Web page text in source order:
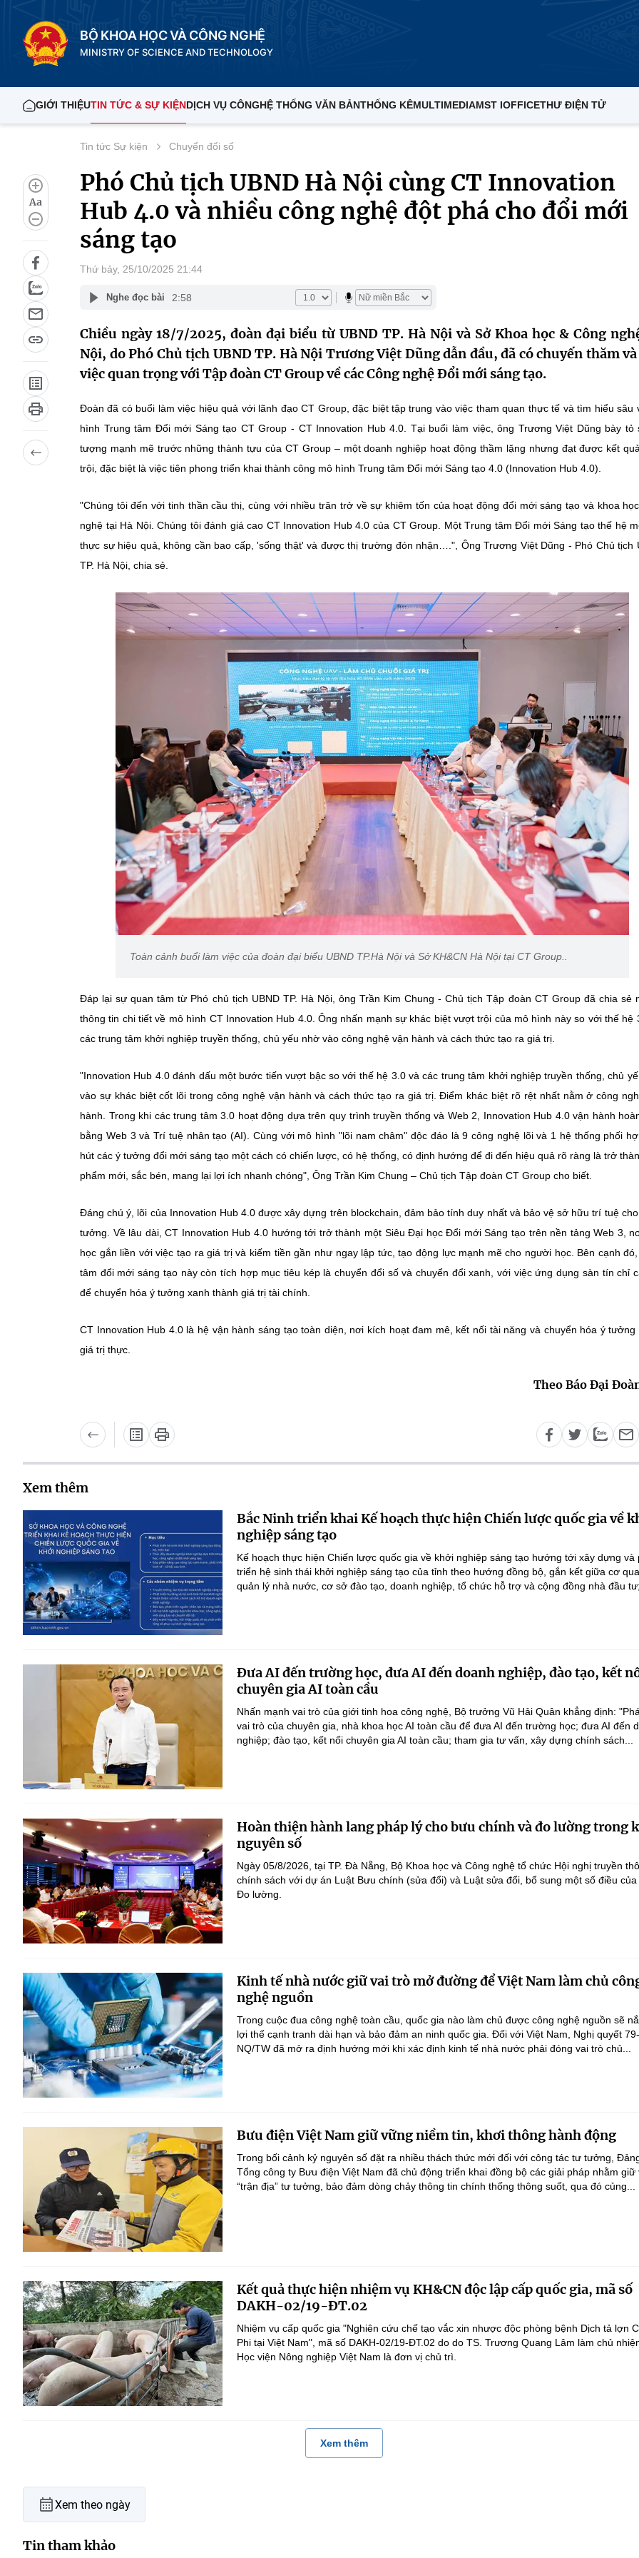
BỘ KHOA HỌC VÀ CÔNG NGHỆ
MINISTRY OF SCIENCE AND TECHNOLOGY
GIỚI THIỆUTIN TỨC & SỰ KIỆNDỊCH VỤ CÔNGHỆ THỐNG VĂN BẢNTHỐNG KÊMULTIMEDIAMST IOFFICETHƯ ĐIỆN TỬ
Aa
Tin tức Sự kiện Chuyển đổi số
Phó Chủ tịch UBND Hà Nội cùng CT Innovation
Hub 4.0 và nhiều công nghệ đột phá cho đổi mới
sáng tạo
Thứ bảy, 25/10/2025 21:44
Nghe đọc bài 2:58
Chiều ngày 18/7/2025, đoàn đại biểu từ UBND TP. Hà Nội và Sở Khoa học & Công
Nội, do Phó Chủ tịch UBND TP. Hà Nội Trương Việt Dũng dẫn đầu, đã có chuyến thăm
việc quan trọng với Tập đoàn CT Group về các Công nghệ Đổi mới sáng tạo.
hình Trung tâm Đổi mới Sáng tạo CT Group - CT Innovation Hub 4.0. ‏Tại buổi làm việc, ông Trương Việt Dũng bày tỏ sự ấn
tượng mạnh mẽ trước những thành tựu của CT Group – một doanh nghiệp hoạt động thầm lặng nhưng đạt được kết
nghệ tại Hà Nội. Chúng tôi đánh giá cao CT Innovation Hub 4.0 của CT Group. Một ‏‏T‏‏rung tâm ‏‏Đ‏‏ổi mới ‏‏S‏‏áng tạo thế hệ mới 4.0
thực sự hiệu quả, không cần bao cấp, 'sống thật' và được thị trường đón nhận….", ‏‏Ông Trương Việt Dũng - Phó Chủ tịch UBND
TP. Hà Nội, chia sẻ.
Toàn cảnh buổi làm việc của đoàn đại biểu UBND TP.Hà Nội và Sở KH&CN Hà Nội tại CT Group..
thông tin chi tiết về mô hình CT Innovation Hub 4.0. Ông nhấn mạnh sự khác biệt vượt trội của mô hình này so với thế hệ
vào sự khác biệt cốt lõi trong công nghệ vận hành và cách thức tạo ra giá trị. Điểm khác biệt rõ rệt nhất nằm ở công
hành. Trong khi các trung tâm 3.0 hoạt động dựa trên quy trình truyền thống và Web 2, Innovation Hub 4.0 vận hành
bằng Web 3 và Trí tuệ nhân tạo (AI). Cùng với mô hình "lõi nam châm" độc đáo là 9 công nghệ lõi và 1 hệ thống phối hợp,
hút các ý tưởng đổi mới sáng tạo một cách có chiến lược, có hệ thống, có định hướng để đi đến hiệu quả rõ ràng là trở
tưởng. Về lâu dài, CT Innovation Hub 4.0 hướng tới trở thành một Siêu Đại học Đổi mới Sáng tạo trên nền tảng Web 3,
học gắn liền với việc tạo ra giá trị và kiếm tiền gần như ngay lập tức, tạo động lực mạnh mẽ cho người học. Bên cạnh
tâm đổi mới sáng tạo này còn tích hợp mục tiêu kép là chuyển đổi số và chuyển đổi xanh, với việc ứng dụng sàn tín chỉ
giá trị thực.
Theo Báo Đại
Xem thêm
Bắc Ninh triển khai Kế hoạch thực hiện Chiến lược quốc gia về
nghiệp sáng tạo
Kế hoạch thực hiện Chiến lược quốc gia về khởi nghiệp sáng tạo hướng tới xây dựng và
triển hệ sinh thái khởi nghiệp sáng tạo của tỉnh theo hướng đồng bộ, gắn kết giữa cơ
quản lý nhà nước, cơ sở đào tạo, doanh nghiệp, tổ chức hỗ trợ và cộng đồng nhà đầu
Đưa AI đến trường học, đưa AI đến doanh nghiệp, đào tạo, kết
chuyên gia AI toàn cầu
Nhấn mạnh vai trò của giới tinh hoa công nghệ, Bộ trưởng Vũ Hải Quân khẳng định:
vai trò của chuyên gia, nhà khoa học AI toàn cầu để đưa AI đến trường học; đưa AI đến
nghiệp; đào tạo, kết nối chuyên gia AI toàn cầu; tham gia tư vấn, xây dựng chính sách...
Hoàn thiện hành lang pháp lý cho bưu chính và đo lường trong
nguyên số
Ngày 05/8/2026, tại TP. Đà Nẵng, Bộ Khoa học và Công nghệ tổ chức Hội nghị truyền
chính sách với dự án Luật Bưu chính (sửa đổi) và Luật sửa đổi, bổ sung một số điều của
Đo lường.
Kinh tế nhà nước giữ vai trò mở đường để Việt Nam làm chủ
nghệ nguồn
Trong cuộc đua công nghệ toàn cầu, quốc gia nào làm chủ được công nghệ nguồn sẽ
lợi thế cạnh tranh dài hạn và bảo đảm an ninh quốc gia. Đối với Việt Nam, Nghị quyết 79-
NQ/TW đã mở ra định hướng mới khi xác định kinh tế nhà nước phải đóng vai trò chủ...
Bưu điện Việt Nam giữ vững niềm tin, khơi thông hành động
Trong bối cảnh kỷ nguyên số đặt ra nhiều thách thức mới đối với công tác tư tưởng,
Tổng công ty Bưu điện Việt Nam đã chủ động triển khai đồng bộ các giải pháp nhằm giữ
“trận địa” tư tưởng, bảo đảm dòng chảy thông tin chính thống thông suốt, qua đó củng...
Kết quả thực hiện nhiệm vụ KH&CN độc lập cấp quốc gia, mã số
DAKH-02/19-ĐT.02
Nhiệm vụ cấp quốc gia "Nghiên cứu chế tạo vắc xin nhược độc phòng bệnh Dịch tả lợn
Phi tại Việt Nam", mã số DAKH-02/19-ĐT.02 do do TS. Trương Quang Lâm làm chủ
Học viện Nông nghiệp Việt Nam là đơn vị chủ trì.
Xem thêm
Xem theo ngày
Tin tham khảo